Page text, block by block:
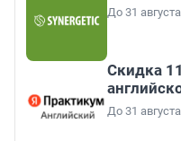
До 31
Скидка
До 31